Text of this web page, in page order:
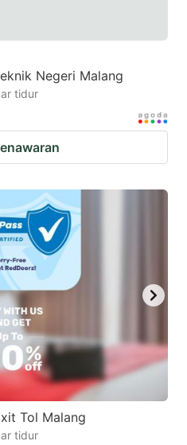
Negeri Malang
tidur
Tol Malang
tidur